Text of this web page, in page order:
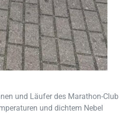
und Läufer des Marathon-Club
und dichtem Nebel